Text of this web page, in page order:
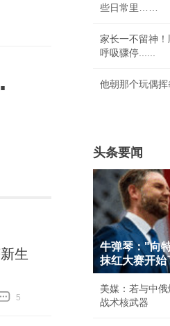
生
5
些日常里……
家长一不留神
呼吸骤停......
他朝那个玩偶挥
头条要闻
牛弹琴："向
抹红大赛开始
美媒：若与中
战术核武器